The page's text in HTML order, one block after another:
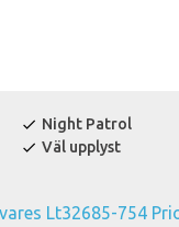
check Night Patrol
check Väl upplyst
Lt32685-754